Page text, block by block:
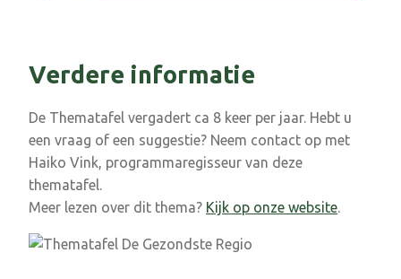
Verdere informatie
De Thematafel vergadert ca 8 keer per jaar. Hebt u
een vraag of een suggestie? Neem contact op met
Haiko Vink, programmaregisseur van deze
thematafel.
Meer lezen over dit thema? Kijk op onze website.